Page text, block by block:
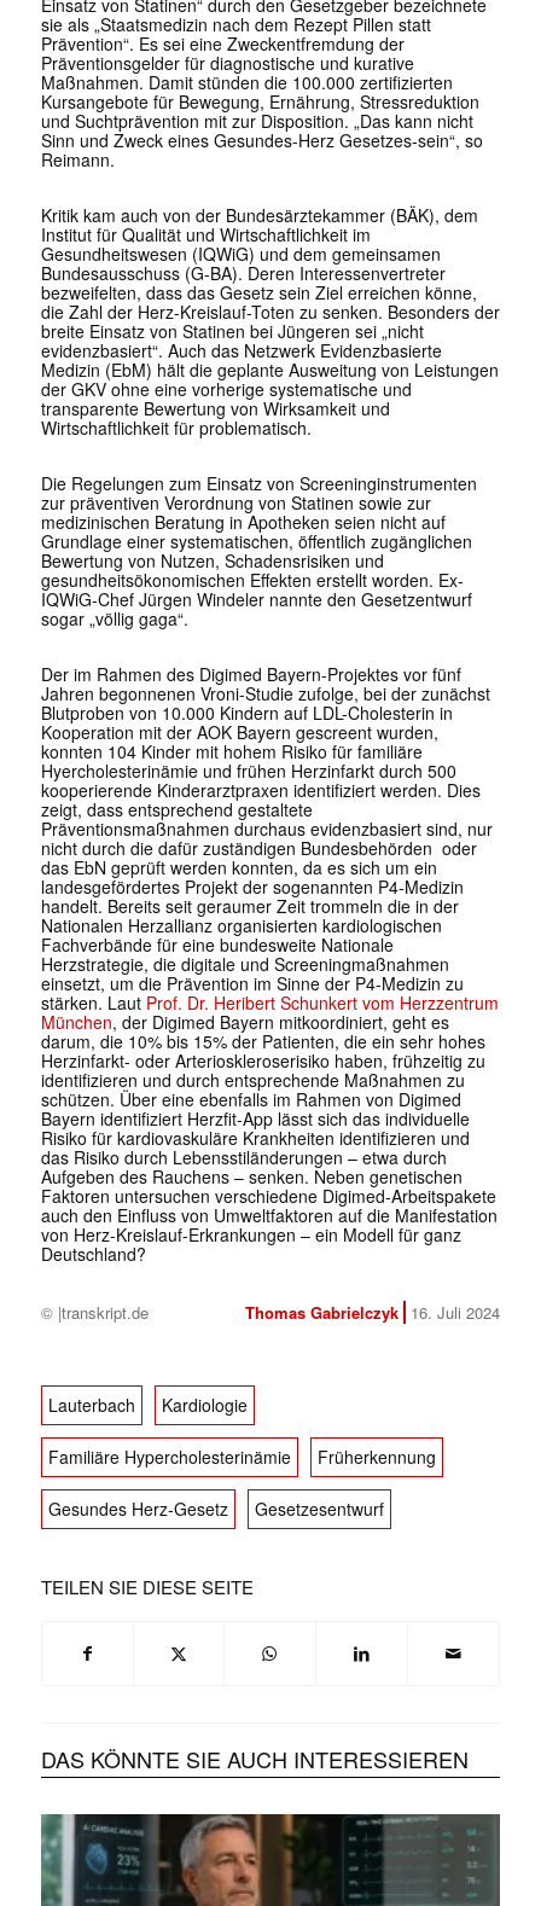
sie als „Staatsmedizin nach dem Rezept Pillen statt
Prävention“. Es sei eine Zweckentfremdung der
Präventionsgelder für diagnostische und kurative
Maßnahmen. Damit stünden die 100.000 zertifizierten
Kursangebote für Bewegung, Ernährung, Stressreduktion
und Suchtprävention mit zur Disposition. „Das kann nicht
Sinn und Zweck eines Gesundes-Herz Gesetzes-sein“, so
Reimann.
Kritik kam auch von der Bundesärztekammer (BÄK), dem
Institut für Qualität und Wirtschaftlichkeit im
Gesundheitswesen (IQWiG) und dem gemeinsamen
Bundesausschuss (G-BA). Deren Interessenvertreter
bezweifelten, dass das Gesetz sein Ziel erreichen könne,
die Zahl der Herz-Kreislauf-Toten zu senken. Besonders der
breite Einsatz von Statinen bei Jüngeren sei „nicht
evidenzbasiert“. Auch das Netzwerk Evidenzbasierte
Medizin (EbM) hält die geplante Ausweitung von Leistungen
der GKV ohne eine vorherige systematische und
transparente Bewertung von Wirksamkeit und
Wirtschaftlichkeit für problematisch.
Die Regelungen zum Einsatz von Screeninginstrumenten
zur präventiven Verordnung von Statinen sowie zur
medizinischen Beratung in Apotheken seien nicht auf
Grundlage einer systematischen, öffentlich zugängli­chen
Bewertung von Nutzen, Schadensrisiken und
gesundheitsökonomischen Effekten erstellt worden. Ex-
IQWiG-Chef Jürgen Windeler nannte den Gesetzentwurf
sogar „völlig gaga“.
Der im Rahmen des Digimed Bayern-Projektes vor fünf
Jahren begonnenen Vroni-Studie zufolge, bei der zunächst
Blutproben von 10.000 Kindern auf LDL-Cholesterin in
Kooperation mit der AOK Bayern gescreent wurden,
konnten 104 Kinder mit hohem Risiko für familiäre
Hyercholesterinämie und frühen Herzinfarkt durch 500
kooperierende Kinderarztpraxen identifiziert werden. Dies
zeigt, dass entsprechend gestaltete
Präventionsmaßnahmen durchaus evidenzbasiert sind, nur
nicht durch die dafür zuständigen Bundesbehörden oder
das EbN geprüft werden konnten, da es sich um ein
landesgefördertes Projekt der sogenannten P4-Medizin
handelt. Bereits seit geraumer Zeit trommeln die in der
Nationalen Herzallianz organisierten kardiologischen
Fachverbände für eine bundesweite Nationale
Herzstrategie, die digitale und Screeningmaßnahmen
einsetzt, um die Prävention im Sinne der P4-Medizin zu
stärken. Laut Prof. Dr. Heribert Schunkert vom Herzzentrum
München, der Digimed Bayern mitkoordiniert, geht es
darum, die 10% bis 15% der Patienten, die ein sehr hohes
Herzinfarkt- oder Arterioskleroserisiko haben, frühzeitig zu
identifizieren und durch entsprechende Maßnahmen zu
schützen. Über eine ebenfalls im Rahmen von Digimed
Bayern identifiziert Herzfit-App lässt sich das individuelle
Risiko für kardiovaskuläre Krankheiten identifizieren und
das Risiko durch Lebensstiländerungen – etwa durch
Aufgeben des Rauchens – senken. Neben genetischen
Faktoren untersuchen verschiedene Digimed-Arbeitspakete
auch den Einfluss von Umweltfaktoren auf die Manifestation
von Herz-Kreislauf-Erkrankungen – ein Modell für ganz
Deutschland?
© |transkript.de Thomas Gabrielczyk 16. Juli 2024
Lauterbach Kardiologie
Familiäre Hypercholesterinämie Früherkennung
Gesundes Herz-Gesetz Gesetzesentwurf
TEILEN SIE DIESE SEITE
DAS KÖNNTE SIE AUCH INTERESSIEREN